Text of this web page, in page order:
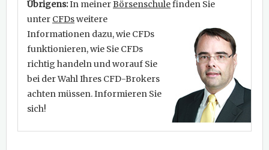
Übrigens:In meinerBörsenschulefinden Sie
unter CFDsweitere
Informationen dazu, wie CFDs
funktionieren, wie Sie CFDs
richtig handeln und worauf Sie
bei der Wahl Ihres CFD-Brokers
achten müssen. Informieren Sie
sich!